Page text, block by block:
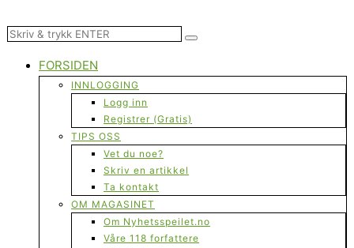
FORSIDEN
INNLOGGING
Logg inn
Registrer (Gratis)
TIPS OSS
Vet du noe?
Skriv en artikkel
Ta kontakt
OM MAGASINET
Om Nyhetsspeilet.no
Våre 118 forfattere